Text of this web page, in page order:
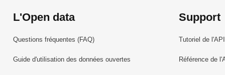
L'Open data
Questions fréquentes (FAQ)
Guide d'utilisation des données ouvertes
Support
Tutoriel de l'API
Référence de